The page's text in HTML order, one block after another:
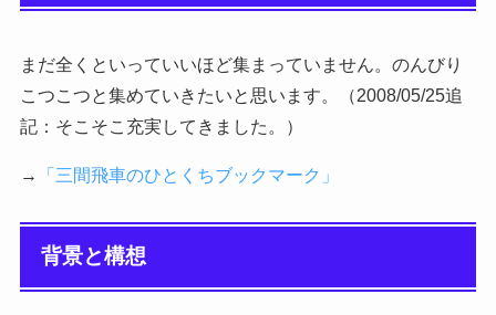
まだ全くといっていいほど集まっていません。のんびり
こつこつと集めていきたいと思います。（2008/05/25追
記：そこそこ充実してきました。）
→ 「三間飛車のひとくちブックマーク」
背景と構想